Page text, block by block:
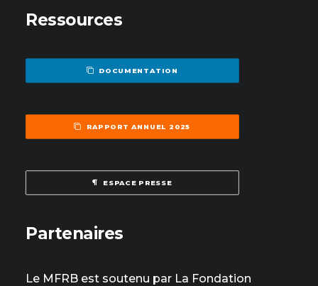
Ressources
DOCUMENTATION
RAPPORT ANNUEL 2025
ESPACE PRESSE
Partenaires
Le MFRB est soutenu par La Fondation